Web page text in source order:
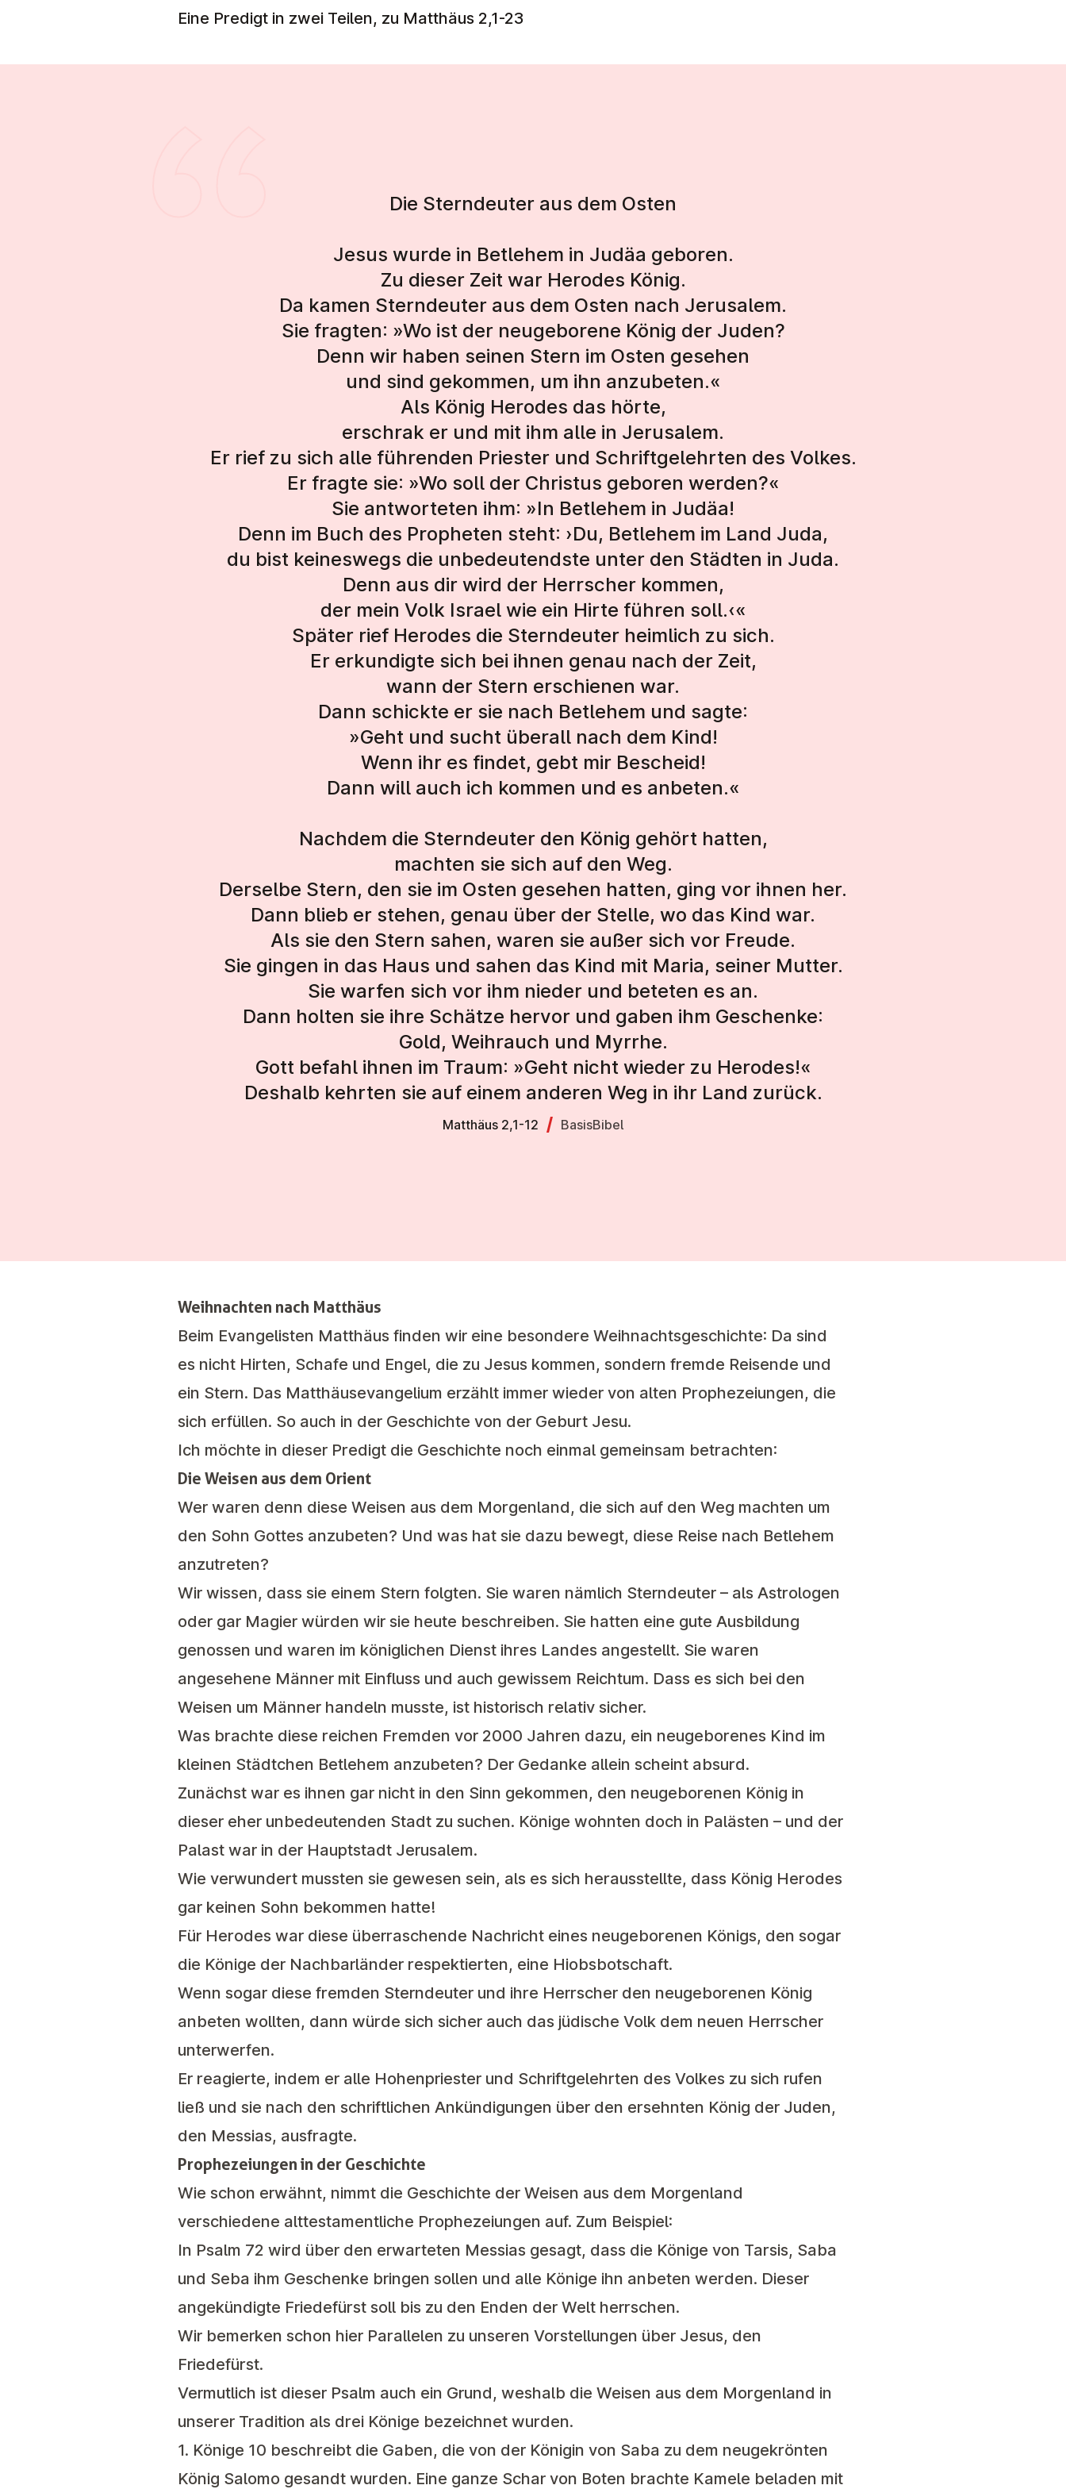
Eine Predigt in zwei Teilen, zu Matthäus 2,1-23
Die Sterndeuter aus dem Osten
Jesus wurde in Betlehem in Judäa geboren.
Zu dieser Zeit war Herodes König.
Da kamen Sterndeuter aus dem Osten nach Jerusalem.
Sie fragten: »Wo ist der neugeborene König der Juden?
Denn wir haben seinen Stern im Osten gesehen
und sind gekommen, um ihn anzubeten.«
Als König Herodes das hörte,
erschrak er und mit ihm alle in Jerusalem.
Er rief zu sich alle führenden Priester und Schriftgelehrten des Volkes.
Er fragte sie: »Wo soll der Christus geboren werden?«
Sie antworteten ihm: »In Betlehem in Judäa!
Denn im Buch des Propheten steht: ›Du, Betlehem im Land Juda,
du bist keineswegs die unbedeutendste unter den Städten in Juda.
Denn aus dir wird der Herrscher kommen,
der mein Volk Israel wie ein Hirte führen soll.‹«
Später rief Herodes die Sterndeuter heimlich zu sich.
Er erkundigte sich bei ihnen genau nach der Zeit,
wann der Stern erschienen war.
Dann schickte er sie nach Betlehem und sagte:
»Geht und sucht überall nach dem Kind!
Wenn ihr es findet, gebt mir Bescheid!
Dann will auch ich kommen und es anbeten.«
Nachdem die Sterndeuter den König gehört hatten,
machten sie sich auf den Weg.
Derselbe Stern, den sie im Osten gesehen hatten, ging vor ihnen her.
Dann blieb er stehen, genau über der Stelle, wo das Kind war.
Als sie den Stern sahen, waren sie außer sich vor Freude.
Sie gingen in das Haus und sahen das Kind mit Maria, seiner Mutter.
Sie warfen sich vor ihm nieder und beteten es an.
Dann holten sie ihre Schätze hervor und gaben ihm Geschenke:
Gold, Weihrauch und Myrrhe.
Gott befahl ihnen im Traum: »Geht nicht wieder zu Herodes!«
Deshalb kehrten sie auf einem anderen Weg in ihr Land zurück.
Matthäus 2,1-12 BasisBibel
Weihnachten nach Matthäus
Beim Evangelisten Matthäus finden wir eine besondere Weihnachtsgeschichte: Da sind
es nicht Hirten, Schafe und Engel, die zu Jesus kommen, sondern fremde Reisende und
ein Stern. Das Matthäusevangelium erzählt immer wieder von alten Prophezeiungen, die
sich erfüllen. So auch in der Geschichte von der Geburt Jesu.
Ich möchte in dieser Predigt die Geschichte noch einmal gemeinsam betrachten:
Die Weisen aus dem Orient
Wer waren denn diese Weisen aus dem Morgenland, die sich auf den Weg machten um
den Sohn Gottes anzubeten? Und was hat sie dazu bewegt, diese Reise nach Betlehem
anzutreten?
Wir wissen, dass sie einem Stern folgten. Sie waren nämlich Sterndeuter – als Astrologen
oder gar Magier würden wir sie heute beschreiben. Sie hatten eine gute Ausbildung
genossen und waren im königlichen Dienst ihres Landes angestellt. Sie waren
angesehene Männer mit Einfluss und auch gewissem Reichtum. Dass es sich bei den
Weisen um Männer handeln musste, ist historisch relativ sicher.
Was brachte diese reichen Fremden vor 2000 Jahren dazu, ein neugeborenes Kind im
kleinen Städtchen Betlehem anzubeten? Der Gedanke allein scheint absurd.
Zunächst war es ihnen gar nicht in den Sinn gekommen, den neugeborenen König in
dieser eher unbedeutenden Stadt zu suchen. Könige wohnten doch in Palästen – und der
Palast war in der Hauptstadt Jerusalem.
Wie verwundert mussten sie gewesen sein, als es sich herausstellte, dass König Herodes
gar keinen Sohn bekommen hatte!
Für Herodes war diese überraschende Nachricht eines neugeborenen Königs, den sogar
die Könige der Nachbarländer respektierten, eine Hiobsbotschaft.
Wenn sogar diese fremden Sterndeuter und ihre Herrscher den neugeborenen König
anbeten wollten, dann würde sich sicher auch das jüdische Volk dem neuen Herrscher
unterwerfen.
Er reagierte, indem er alle Hohenpriester und Schriftgelehrten des Volkes zu sich rufen
ließ und sie nach den schriftlichen Ankündigungen über den ersehnten König der Juden,
den Messias, ausfragte.
Prophezeiungen in der Geschichte
Wie schon erwähnt, nimmt die Geschichte der Weisen aus dem Morgenland
verschiedene alttestamentliche Prophezeiungen auf. Zum Beispiel:
In Psalm 72 wird über den erwarteten Messias gesagt, dass die Könige von Tarsis, Saba
und Seba ihm Geschenke bringen sollen und alle Könige ihn anbeten werden. Dieser
angekündigte Friedefürst soll bis zu den Enden der Welt herrschen.
Wir bemerken schon hier Parallelen zu unseren Vorstellungen über Jesus, den
Friedefürst.
Vermutlich ist dieser Psalm auch ein Grund, weshalb die Weisen aus dem Morgenland in
unserer Tradition als drei Könige bezeichnet wurden.
1. Könige 10 beschreibt die Gaben, die von der Königin von Saba zu dem neugekrönten
König Salomo gesandt wurden. Eine ganze Schar von Boten brachte Kamele beladen mit